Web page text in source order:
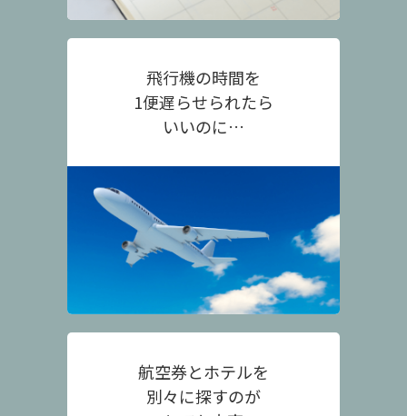
飛行機の時間を
1便遅らせられたら
いいのに…
航空券とホテルを
別々に探すのが